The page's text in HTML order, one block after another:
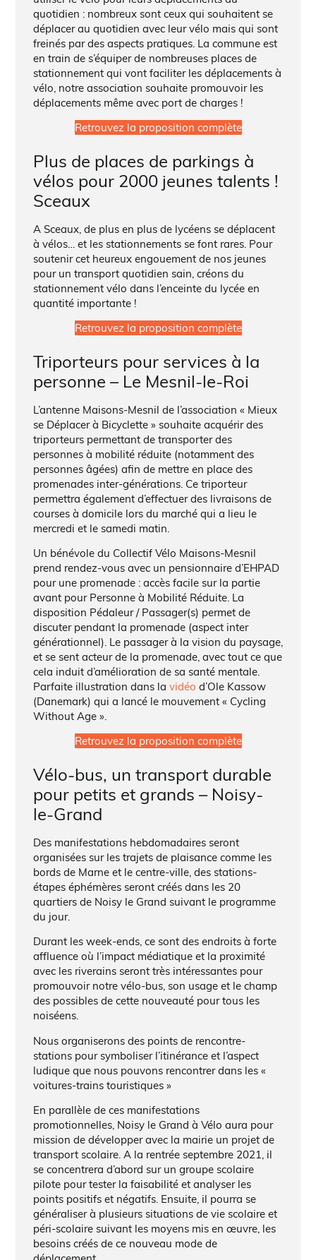
quotidien : nombreux sont ceux qui souhaitent se
déplacer au quotidien avec leur vélo mais qui sont
freinés par des aspects pratiques. La commune est
en train de s’équiper de nombreuses places de
stationnement qui vont faciliter les déplacements à
vélo, notre association souhaite promouvoir les
déplacements même avec port de charges !
Retrouvez la proposition complète
Plus de places de parkings à
vélos pour 2000 jeunes talents !
Sceaux
A Sceaux, de plus en plus de lycéens se déplacent
à vélos… et les stationnements se font rares. Pour
soutenir cet heureux engouement de nos jeunes
pour un transport quotidien sain, créons du
stationnement vélo dans l’enceinte du lycée en
quantité importante !
Retrouvez la proposition complète
Triporteurs pour services à la
personne – Le Mesnil-le-Roi
L’antenne Maisons-Mesnil de l’association « Mieux
se Déplacer à Bicyclette » souhaite acquérir des
triporteurs permettant de transporter des
personnes à mobilité réduite (notamment des
personnes âgées) afin de mettre en place des
promenades inter-générations. Ce triporteur
permettra également d’effectuer des livraisons de
courses à domicile lors du marché qui a lieu le
mercredi et le samedi matin.
Un bénévole du Collectif Vélo Maisons-Mesnil
prend rendez-vous avec un pensionnaire d’EHPAD
pour une promenade : accès facile sur la partie
avant pour Personne à Mobilité Réduite. La
disposition Pédaleur / Passager(s) permet de
discuter pendant la promenade (aspect inter
générationnel). Le passager à la vision du paysage,
et se sent acteur de la promenade, avec tout ce que
cela induit d’amélioration de sa santé mentale.
Parfaite illustration dans la vidéo d’Ole Kassow
(Danemark) qui a lancé le mouvement « Cycling
Without Age ».
Retrouvez la proposition complète
Vélo-bus, un transport durable
pour petits et grands – Noisy-
le-Grand
Des manifestations hebdomadaires seront
organisées sur les trajets de plaisance comme les
bords de Marne et le centre-ville, des stations-
étapes éphémères seront créés dans les 20
quartiers de Noisy le Grand suivant le programme
du jour.
Durant les week-ends, ce sont des endroits à forte
affluence où l’impact médiatique et la proximité
avec les riverains seront très intéressantes pour
promouvoir notre vélo-bus, son usage et le champ
des possibles de cette nouveauté pour tous les
noiséens.
Nous organiserons des points de rencontre-
stations pour symboliser l’itinérance et l’aspect
ludique que nous pouvons rencontrer dans les «
voitures-trains touristiques »
En parallèle de ces manifestations
promotionnelles, Noisy le Grand à Vélo aura pour
mission de développer avec la mairie un projet de
transport scolaire. A la rentrée septembre 2021, il
se concentrera d’abord sur un groupe scolaire
pilote pour tester la faisabilité et analyser les
points positifs et négatifs. Ensuite, il pourra se
généraliser à plusieurs situations de vie scolaire et
péri-scolaire suivant les moyens mis en œuvre, les
besoins créés de ce nouveau mode de